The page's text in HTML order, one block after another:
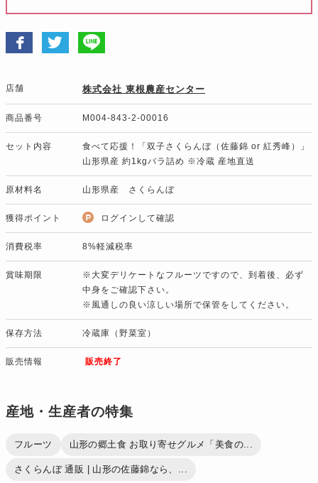
店舗 株式会社 東根農産センター
商品番号 M004-843-2-00016
セット内容
食べて応援！「双子さくらんぼ（佐藤錦 or 紅秀峰）」
山形県産 約1kgバラ詰め ※冷蔵 産地直送
原材料名 山形県産 さくらんぼ
獲得ポイント ログインして確認
消費税率 8%軽減税率
賞味期限
※大変デリケートなフルーツですので、到着後、必ず
中身をご確認下さい。
※風通しの良い涼しい場所で保管をしてください。
保存方法 冷蔵庫（野菜室）
販売情報 販売終了
産地・生産者の特集
フルーツ 山形の郷土食 お取り寄せグルメ「美食の...
さくらんぼ 通販 | 山形の佐藤錦なら、...